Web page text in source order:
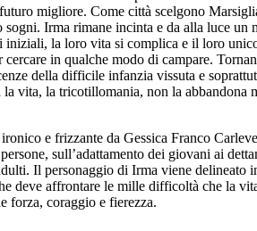
migliore. Come città scelgono
sogni. Irma rimane incinta e da alla luce un
iniziali, la loro vita si complica e il loro
in qualche modo di campare.
della difficile infanzia vissuta e
la vita, la tricotillomania, non la abbandona
e frizzante da Gessica Franco
sull’adattamento dei giovani ai
Il personaggio di Irma viene delineato
deve affrontare le mille difficoltà che la
forza, coraggio e fierezza.